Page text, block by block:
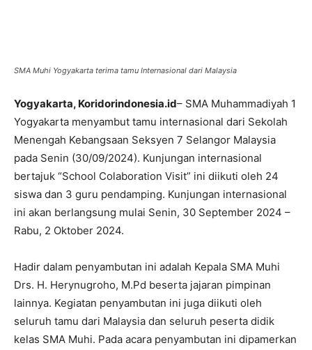
SMA Muhi Yogyakarta terima tamu Internasional dari Malaysia
Yogyakarta, Koridorindonesia.id– SMA Muhammadiyah 1
Yogyakarta menyambut tamu internasional dari Sekolah
Menengah Kebangsaan Seksyen 7 Selangor Malaysia
pada Senin (30/09/2024). Kunjungan internasional
bertajuk “School Colaboration Visit” ini diikuti oleh 24
siswa dan 3 guru pendamping. Kunjungan internasional
ini akan berlangsung mulai Senin, 30 September 2024 –
Rabu, 2 Oktober 2024.
Hadir dalam penyambutan ini adalah Kepala SMA Muhi
Drs. H. Herynugroho, M.Pd beserta jajaran pimpinan
lainnya. Kegiatan penyambutan ini juga diikuti oleh
seluruh tamu dari Malaysia dan seluruh peserta didik
kelas SMA Muhi. Pada acara penyambutan ini dipamerkan